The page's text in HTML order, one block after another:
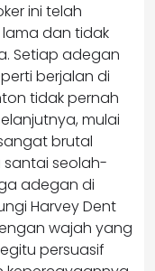
ini telah
dan tidak
Setiap adegan
berjalan di
tidak pernah
mulai
brutal
seolah-
adegan di
Harvey Dent
wajah yang
persuasif